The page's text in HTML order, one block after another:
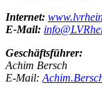
Internet:
E-Mail:
Geschäftsführer:
Achim Bersch
E-Mail: